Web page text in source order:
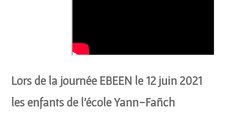
Lors de la journée EBEEN le 12 juin 2021
les enfants de l’école Yann-Fañch